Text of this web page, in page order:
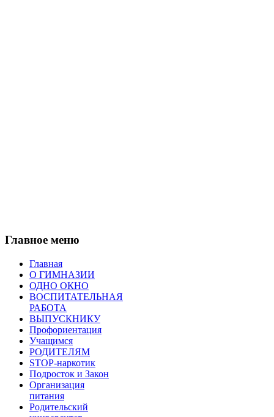
Главное меню
Главная
О ГИМНАЗИИ
ОДНО ОКНО
ВОСПИТАТЕЛЬНАЯ
РАБОТА
ВЫПУСКНИКУ
Профориентация
Учащимся
РОДИТЕЛЯМ
STOP-наркотик
Подросток и Закон
Организация
питания
Родительский